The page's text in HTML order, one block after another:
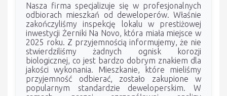
Nasza firma specjalizuje się w profesjonalnych
odbiorach mieszkań od deweloperów. Właśnie
zakończyliśmy inspekcję lokalu w prestiżowej
inwestycji Żerniki Na Novo, która miała miejsce w
2025 roku. Z przyjemnością informujemy, że nie
stwierdziliśmy żadnych ognisk korozji
biologicznej, co jest bardzo dobrym znakiem dla
jakości wykonania. Mieszkanie, które mieliśmy
przyjemność odbierać, zostało zakupione w
popularnym standardzie deweloperskim. W